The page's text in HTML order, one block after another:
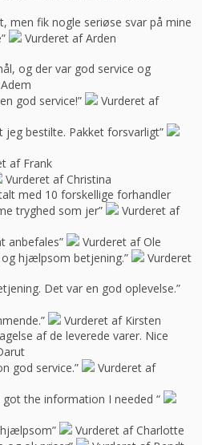
men fik nogle seriøse svar på mine
Vurderet af Arden
og der var god service og
god service!”
Vurderet af
bestilte. Pakket forsvarligt”
af Frank
Vurderet af Christina
med 10 forskellige forhandler
tryghed som jer”
Vurderet af
anbefales”
Vurderet af Ole
hjælpsom betjening.”
Vurderet
Det var en god oplevelse.”
Vurderet af Kirsten
af de leverede varer. Nice
god service.”
Vurderet af
the information I needed “
Vurderet af Charlotte